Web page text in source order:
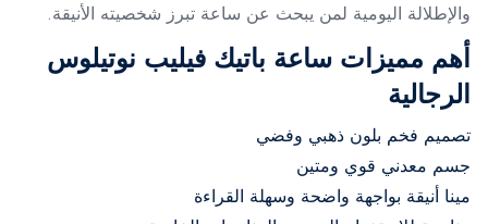
والإطلالة اليومية لمن يبحث عن ساعة تبرز شخصيته الأنيقة.
أهم مميزات ساعة باتيك فيليب نوتيلوس
الرجالية
تصميم فخم بلون ذهبي وفضي
جسم معدني قوي ومتين
مينا أنيقة بواجهة واضحة وسهلة القراءة